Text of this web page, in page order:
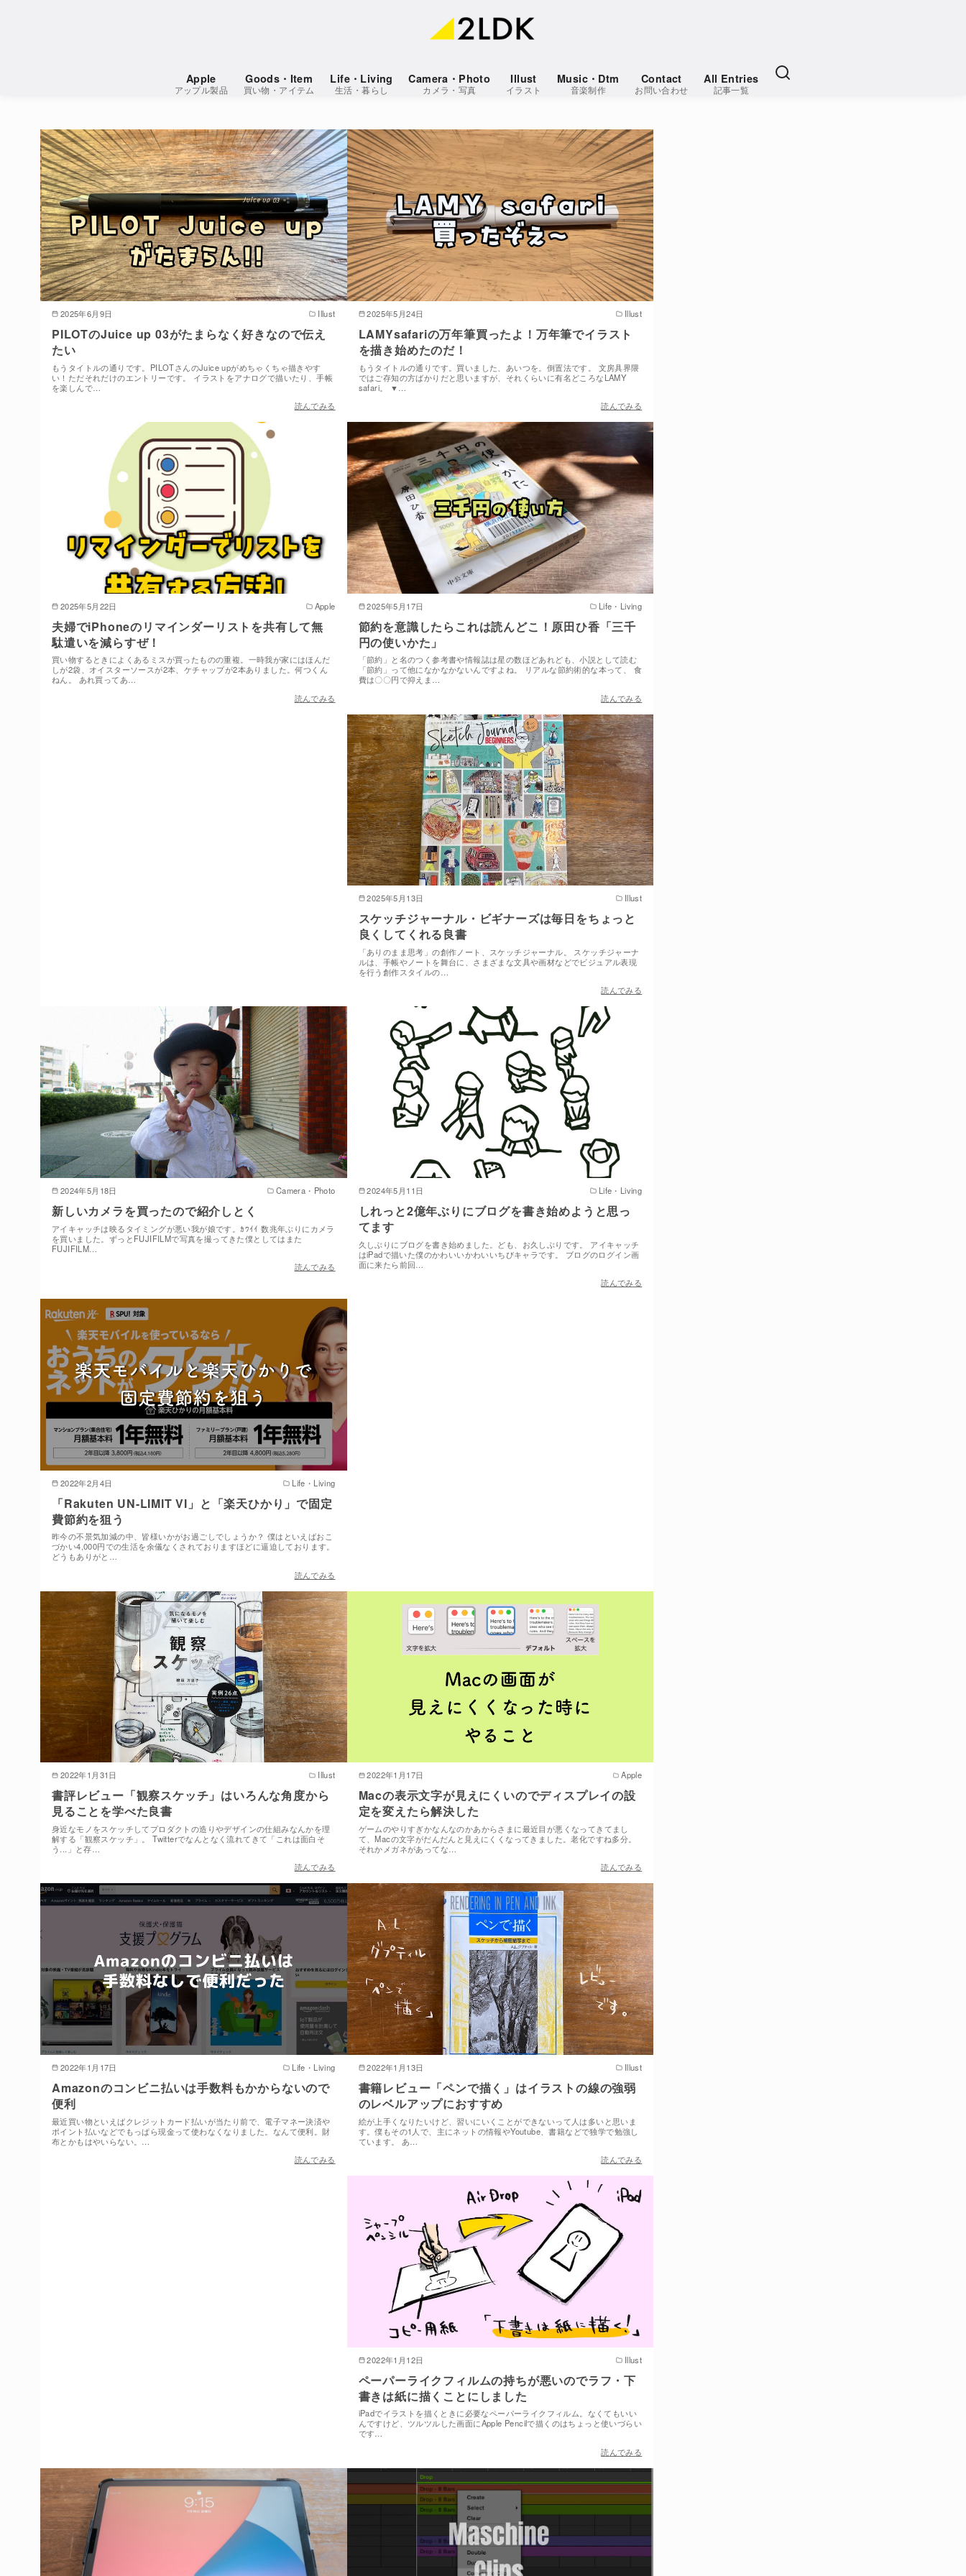
Apple
アップル製品
Goods・Item
買い物・アイテム
Life・Living
生活・暮らし
Camera・Photo
カメラ・写真
Illust
イラスト
Music・Dtm
音楽制作
Contact
お問い合わせ
All Entries
記事一覧
2025年6月9日 Illust
PILOTのJuice up 03がたまらなく好きなので伝え
たい
もうタイトルの通りです。PILOTさんのJuice upがめちゃくちゃ描きやす
い！ただそれだけのエントリーです。 イラストをアナログで描いたり、手帳
を楽しんで…
読んでみる
2025年5月24日 Illust
LAMYsafariの万年筆買ったよ！万年筆でイラスト
を描き始めたのだ！
もうタイトルの通りです。買いました、あいつを。倒置法です。 文房具界隈
ではご存知の方ばかりだと思いますが、それくらいに有名どころなLAMY
safari。 ▼…
読んでみる
2025年5月22日 Apple
夫婦でiPhoneのリマインダーリストを共有して無
駄遣いを減らすぜ！
買い物するときによくあるミスが買ったものの重複。一時我が家にはほんだ
しが2袋、オイスターソースが2本、ケチャップが2本ありました。何つくん
ねん。 あれ買ってあ…
読んでみる
2025年5月17日 Life・Living
節約を意識したらこれは読んどこ！原田ひ香「三千
円の使いかた」
「節約」と名のつく参考書や情報誌は星の数ほどあれども、小説として読む
「節約」って他になかなかないんですよね。 リアルな節約術的な本って、 食
費は〇〇円で抑えま…
読んでみる
2025年5月13日 Illust
スケッチジャーナル・ビギナーズは毎日をちょっと
良くしてくれる良書
「ありのまま思考」の創作ノート、スケッチジャーナル。 スケッチジャーナ
ルは、手帳やノートを舞台に、さまざまな文具や画材などでビジュアル表現
を行う創作スタイルの…
読んでみる
2024年5月18日 Camera・Photo
新しいカメラを買ったので紹介しとく
アイキャッチは映るタイミングが悪い我が娘です。ｶﾜｲｲ 数兆年ぶりにカメラ
を買いました。ずっとFUJIFILMで写真を撮ってきた僕としてはまた
FUJIFILM…
読んでみる
2024年5月11日 Life・Living
しれっと2億年ぶりにブログを書き始めようと思っ
てます
久しぶりにブログを書き始めました。ども、お久しぶりです。 アイキャッチ
はiPadで描いた僕のかわいいかわいいちびキャラです。 ブログのログイン画
面に来たら前回…
読んでみる
2022年2月4日 Life・Living
「Rakuten UN-LIMIT VI」と「楽天ひかり」で固定
費節約を狙う
昨今の不景気加減の中、皆様いかがお過ごしでしょうか？ 僕はといえばおこ
づかい4,000円での生活を余儀なくされておりますほどに逼迫しております。
どうもありがと…
読んでみる
2022年1月31日 Illust
書評レビュー「観察スケッチ」はいろんな角度から
見ることを学べた良書
身近なモノをスケッチしてプロダクトの造りやデザインの仕組みなんかを理
解する「観察スケッチ」。 Twitterでなんとなく流れてきて「これは面白そ
う...」と存…
読んでみる
2022年1月17日 Apple
Macの表示文字が見えにくいのでディスプレイの設
定を変えたら解決した
ゲームのやりすぎかなんなのかあからさまに最近目が悪くなってきてまし
て、Macの文字がだんだんと見えにくくなってきました。老化ですね多分。
それかメガネがあってな…
読んでみる
2022年1月17日 Life・Living
Amazonのコンビニ払いは手数料もかからないので
便利
最近買い物といえばクレジットカード払いが当たり前で、電子マネー決済や
ポイント払いなどでもっぱら現金って使わなくなりました。なんて便利。財
布とかもはやいらない。…
読んでみる
2022年1月13日 Illust
書籍レビュー「ペンで描く」はイラストの線の強弱
のレベルアップにおすすめ
絵が上手くなりたいけど、習いにいくことができないって人は多いと思いま
す。僕もその1人で、主にネットの情報やYoutube、書籍などで独学で勉強し
ています。 あ…
読んでみる
2022年1月12日 Illust
ペーパーライクフィルムの持ちが悪いのでラフ・下
書きは紙に描くことにしました
iPadでイラストを描くときに必要なペーパーライクフィルム。なくてもいい
んですけど、ツルツルした画面にApple Pencilで描くのはちょっと使いづらい
です…
読んでみる